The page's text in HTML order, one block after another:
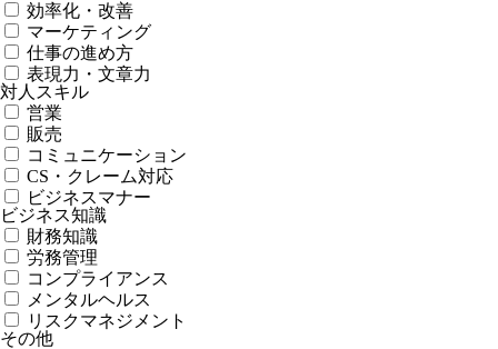
効率化・改善
マーケティング
仕事の進め方
表現力・文章力
対人スキル
営業
販売
コミュニケーション
CS・クレーム対応
ビジネスマナー
ビジネス知識
財務知識
労務管理
コンプライアンス
メンタルヘルス
リスクマネジメント
その他